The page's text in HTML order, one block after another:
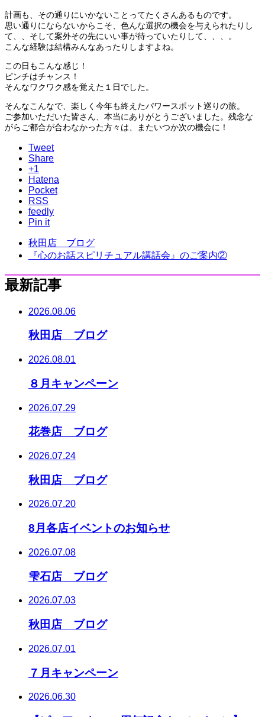
計画も、その通りにいかないことってたくさんあるものです。
思い通りにならないからこそ、色んな選択の機会を与えられたりし
て、、そして案外その先にいい事が待っていたりして、、、。
こんな経験は結構みんなあったりしますよね。
この日もこんな感じ！
ピンチはチャンス！
そんなワクワク感を覚えた１日でした。
そんなこんなで、楽しく今年も終えたパワースポット巡りの旅。
ご参加いただいた皆さん、本当にありがとうございました。残念な
がらご都合が合わなかった方々は、またいつか次の機会に！
Tweet
Share
+1
Hatena
Pocket
RSS
feedly
Pin it
秋田店 ブログ
『心のお話スピリチュアル講話会』のご案内②
最新記事
2026.08.06
秋田店 ブログ
2026.08.01
８月キャンペーン
2026.07.29
花巻店 ブログ
2026.07.24
秋田店 ブログ
2026.07.20
8月各店イベントのお知らせ
2026.07.08
雫石店 ブログ
2026.07.03
秋田店 ブログ
2026.07.01
７月キャンペーン
2026.06.30